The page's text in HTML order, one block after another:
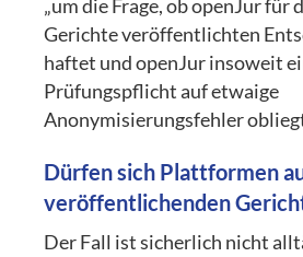
„um die Frage, ob openJur für
Gerichte veröffentlichten
haftet und openJur insoweit
Prüfungspflicht auf etwaige
Anonymisierungsfehler
Dürfen sich Plattformen
veröffentlichenden
Der Fall ist sicherlich nicht